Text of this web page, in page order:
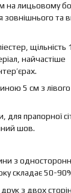
на лицьовому
зовнішнього та
щільність
найчастіше
5 см з лівого
для прапорної
шов.
з
складає 50-
з двох